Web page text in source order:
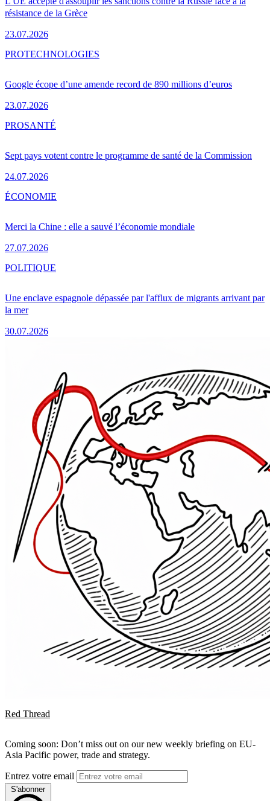
résistance de la Grèce
23.07.2026
Google écope d’une amende record de 890 millions d’euros
23.07.2026
PROTECHNOLOGIES
Sept pays votent contre le programme de santé de la Commission
24.07.2026
PROSANTÉ
Merci la Chine : elle a sauvé l’économie mondiale
27.07.2026
ÉCONOMIE
Une enclave espagnole dépassée par l'afflux de migrants arrivant par
la mer
30.07.2026
POLITIQUE
Red Thread
Coming soon: Don’t miss out on our new weekly briefing on EU-
Asia Pacific power, trade and strategy.
Entrez votre email
S'abonner